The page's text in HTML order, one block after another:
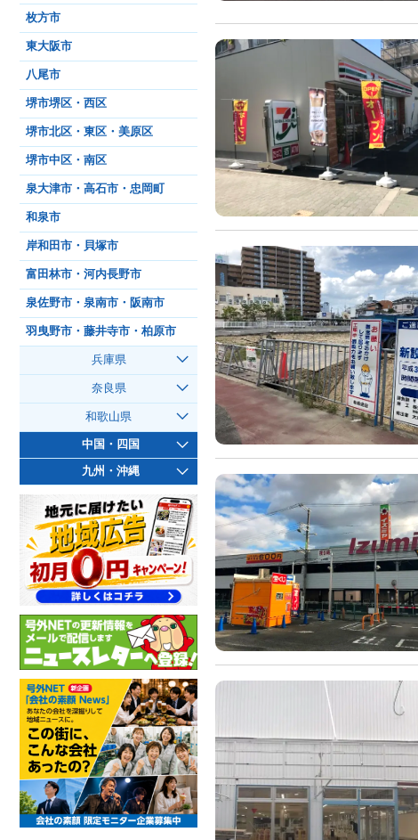
枚方市
東大阪市
八尾市
堺市堺区・西区
堺市北区・東区・美原区
堺市中区・南区
泉大津市・高石市・忠岡町
和泉市
岸和田市・貝塚市
富田林市・河内長野市
泉佐野市・泉南市・阪南市
羽曳野市・藤井寺市・柏原市
兵庫県
奈良県
和歌山県
中国・四国
九州・沖縄